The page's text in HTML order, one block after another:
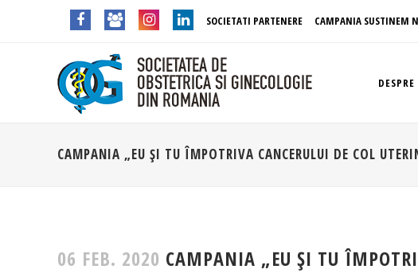
SOCIETATI PARTENERE CAMPANIA SUSTINEM
CAMPANIA „EU ȘI TU ÎMPOTRIVA CANCERULUI DE COL
06 FEB. 2020 CAMPANIA „EU ȘI TU